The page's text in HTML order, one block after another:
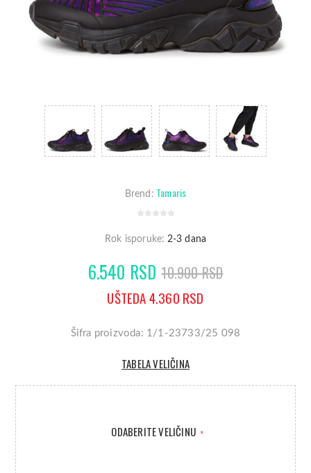
Brend: Tamaris
Rok isporuke: 2-3 dana
6.540 RSD 10.900 RSD
UŠTEDA 4.360 RSD
Šifra proizvoda: 1/1-23733/25 098
TABELA VELIČINA
ODABERITE VELIČINU *